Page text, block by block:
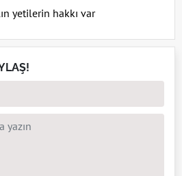
yetilerin hakkı var